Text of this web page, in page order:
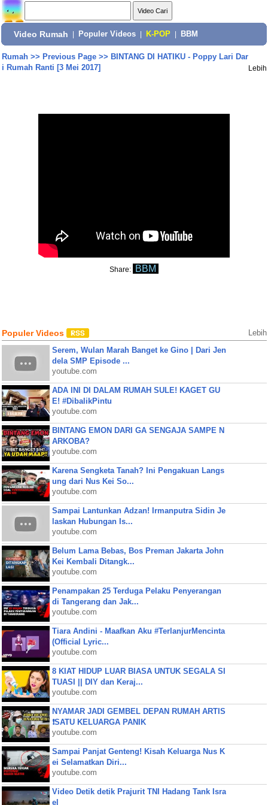
Video Rumah Populer Videos K-POP BBM
Rumah>> Previous Page>> BINTANG DI HATIKU - Poppy Lari Dar
i Rumah Ranti [3 Mei 2017]
Lebih
Share: BBM
Populer Videos Lebih
Serem, Wulan Marah Banget ke Gino | Dari Jen
dela SMP Episode ...
youtube.com
ADA INI DI DALAM RUMAH SULE! KAGET GU
E! #DibalikPintu
youtube.com
BINTANG EMON DARI GA SENGAJA SAMPE N
ARKOBA?
youtube.com
Karena Sengketa Tanah? Ini Pengakuan Langs
ung dari Nus Kei So...
youtube.com
Sampai Lantunkan Adzan! Irmanputra Sidin Je
laskan Hubungan Is...
youtube.com
Belum Lama Bebas, Bos Preman Jakarta John
Kei Kembali Ditangk...
youtube.com
Penampakan 25 Terduga Pelaku Penyerangan
di Tangerang dan Jak...
youtube.com
Tiara Andini - Maafkan Aku #TerlanjurMencinta
(Official Lyric...
youtube.com
8 KIAT HIDUP LUAR BIASA UNTUK SEGALA SI
TUASI || DIY dan Keraj...
youtube.com
NYAMAR JADI GEMBEL DEPAN RUMAH ARTIS
❗SATU KELUARGA PANIK
youtube.com
Sampai Panjat Genteng! Kisah Keluarga Nus K
ei Selamatkan Diri...
youtube.com
Video Detik detik Prajurit TNI Hadang Tank Isra
el